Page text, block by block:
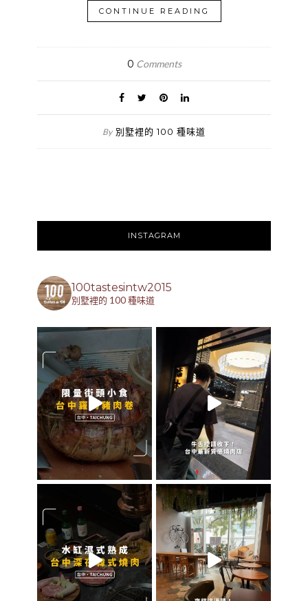
CONTINUE READING
0 Comments
By 別墅裡的 100 種味道
INSTAGRAM
100tastesintw2015
別墅裡的 100 種味道